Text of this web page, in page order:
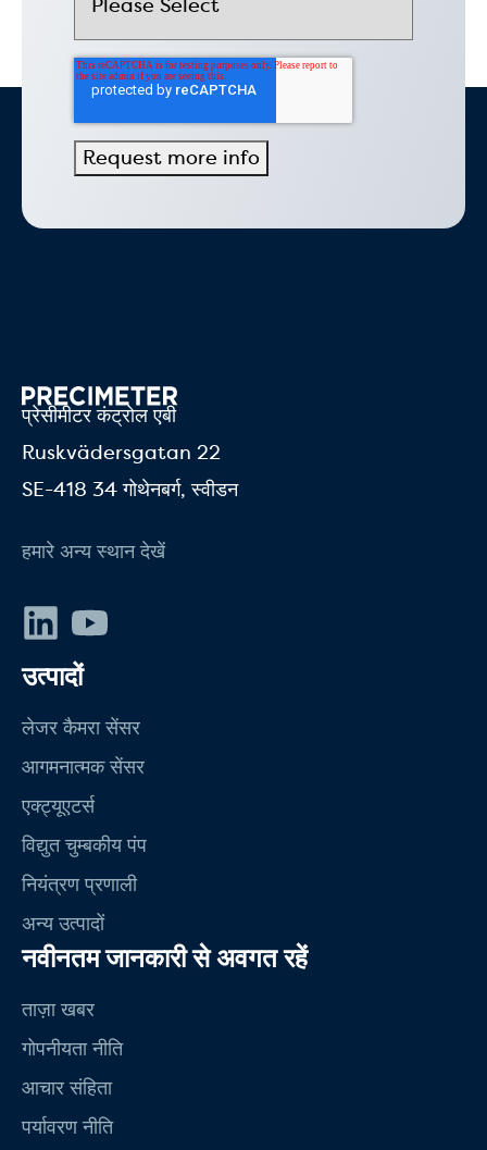
प्रेसीमीटर कंट्रोल एबी
Ruskvädersgatan 22
SE-418 34 गोथेनबर्ग, स्वीडन
हमारे अन्य स्थान देखें
Linkedin
उत्पादों
लेजर कैमरा सेंसर
आगमनात्मक सेंसर
एक्ट्यूएटर्स
विद्युत चुम्बकीय पंप
नियंत्रण प्रणाली
अन्य उत्पादों
नवीनतम जानकारी से अवगत रहें
ताज़ा खबर
गोपनीयता नीति
आचार संहिता
पर्यावरण नीति